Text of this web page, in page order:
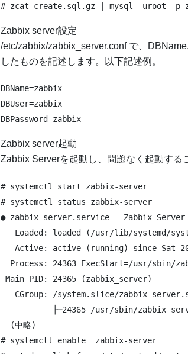
Zabbix server設定
/etc/zabbix/zabbix_server.conf で、
したものを記述します。以下記述例。
DBName=zabbix
DBUser=zabbix
Zabbix server起動
Zabbix Serverを起動し、問題なく起動する
# systemctl start zabbix-server
# systemctl status zabbix-server
● zabbix-server.service - Zabbix Server
Loaded: loaded (/usr/lib/systemd/
Active: active (running) since Sat
Process: 24363 ExecStart=/usr/sbin/
Main PID: 24365 (zabbix_server)
CGroup: /system.slice/zabbix-
├─24365 /usr/sbin/
  (中略)
# systemctl enable  zabbix-server